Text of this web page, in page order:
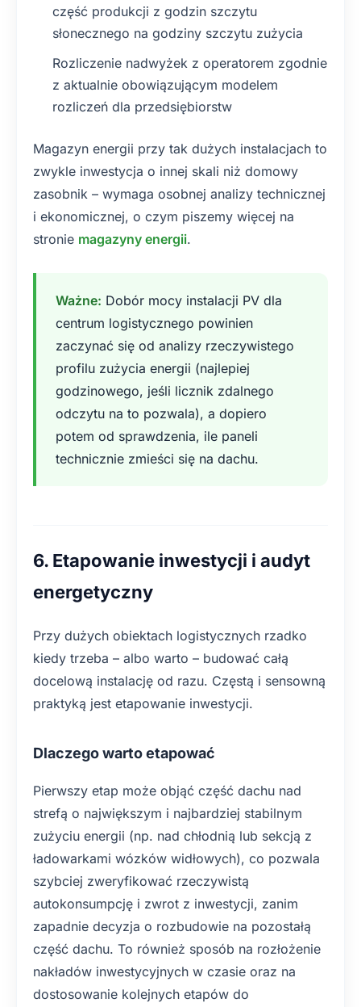
część produkcji z godzin szczytu
słonecznego na godziny szczytu zużycia
Rozliczenie nadwyżek z operatorem zgodnie
z aktualnie obowiązującym modelem
rozliczeń dla przedsiębiorstw
Magazyn energii przy tak dużych instalacjach to
zwykle inwestycja o innej skali niż domowy
zasobnik – wymaga osobnej analizy technicznej
i ekonomicznej, o czym piszemy więcej na
stronie magazyny energii.
Ważne: Dobór mocy instalacji PV dla
centrum logistycznego powinien
zaczynać się od analizy rzeczywistego
profilu zużycia energii (najlepiej
godzinowego, jeśli licznik zdalnego
odczytu na to pozwala), a dopiero
potem od sprawdzenia, ile paneli
technicznie zmieści się na dachu.
6. Etapowanie inwestycji i audyt
energetyczny
Przy dużych obiektach logistycznych rzadko
kiedy trzeba – albo warto – budować całą
docelową instalację od razu. Częstą i sensowną
praktyką jest etapowanie inwestycji.
Dlaczego warto etapować
Pierwszy etap może objąć część dachu nad
strefą o największym i najbardziej stabilnym
zużyciu energii (np. nad chłodnią lub sekcją z
ładowarkami wózków widłowych), co pozwala
szybciej zweryfikować rzeczywistą
autokonsumpcję i zwrot z inwestycji, zanim
zapadnie decyzja o rozbudowie na pozostałą
część dachu. To również sposób na rozłożenie
nakładów inwestycyjnych w czasie oraz na
dostosowanie kolejnych etapów do